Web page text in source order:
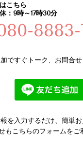
こちら
：9時～17時30分
ですぐトーク、お問合
を入力するだけ、簡単お
もこちらのフォームをご